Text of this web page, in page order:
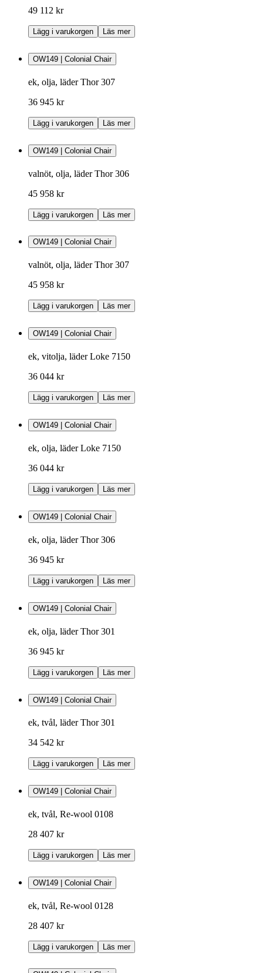
49 112 kr
Lägg i varukorgen Läs mer
OW149 | Colonial Chair
ek, olja, läder Thor 307
36 945 kr
Lägg i varukorgen Läs mer
OW149 | Colonial Chair
valnöt, olja, läder Thor 306
45 958 kr
Lägg i varukorgen Läs mer
OW149 | Colonial Chair
valnöt, olja, läder Thor 307
45 958 kr
Lägg i varukorgen Läs mer
OW149 | Colonial Chair
ek, vitolja, läder Loke 7150
36 044 kr
Lägg i varukorgen Läs mer
OW149 | Colonial Chair
ek, olja, läder Loke 7150
36 044 kr
Lägg i varukorgen Läs mer
OW149 | Colonial Chair
ek, olja, läder Thor 306
36 945 kr
Lägg i varukorgen Läs mer
OW149 | Colonial Chair
ek, olja, läder Thor 301
36 945 kr
Lägg i varukorgen Läs mer
OW149 | Colonial Chair
ek, tvål, läder Thor 301
34 542 kr
Lägg i varukorgen Läs mer
OW149 | Colonial Chair
ek, tvål, Re-wool 0108
28 407 kr
Lägg i varukorgen Läs mer
OW149 | Colonial Chair
ek, tvål, Re-wool 0128
28 407 kr
Lägg i varukorgen Läs mer